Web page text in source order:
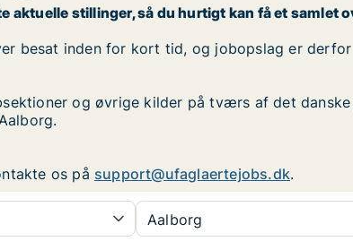
aktuelle stillinger, så du hurtigt kan få et samlet
besat inden for kort tid, og jobopslag er
og øvrige kilder på tværs af det
os på support@ufaglaertejobs.dk.
Aalborg